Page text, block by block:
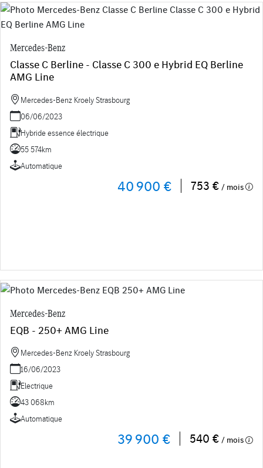
Mercedes-Benz
Classe C Berline - Classe C 300 e Hybrid EQ Berline
AMG Line
Mercedes-Benz Kroely Strasbourg
06/06/2023
Hybride essence électrique
55 574km
Automatique
40 900 € 753 € / mois
Mercedes-Benz
EQB - 250+ AMG Line
Mercedes-Benz Kroely Strasbourg
16/06/2023
Electrique
43 068km
Automatique
39 900 € 540 € / mois